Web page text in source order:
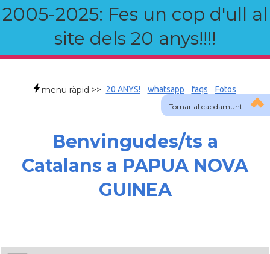
2005-2025: Fes un cop d'ull al
site dels 20 anys!!!!
Tornar al capdamunt
menu ràpid >> 20 ANYS! whatsapp faqs Fotos
Benvingudes/ts a
Catalans a PAPUA NOVA
GUINEA